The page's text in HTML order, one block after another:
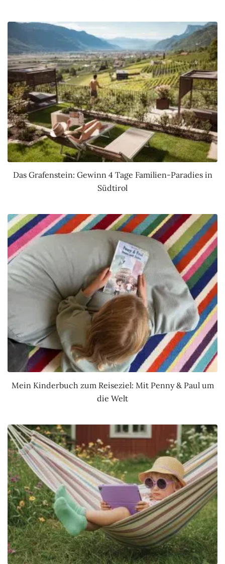
Das Grafenstein: Gewinn 4 Tage Familien-Paradies in
Südtirol
Mein Kinderbuch zum Reiseziel: Mit Penny & Paul um
die Welt